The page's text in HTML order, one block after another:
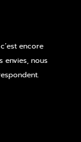
encore
envies, nous